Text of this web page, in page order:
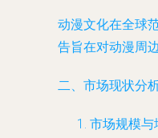
动漫文化在全球
告旨在对动漫周
二、市场现状分
市场规模与